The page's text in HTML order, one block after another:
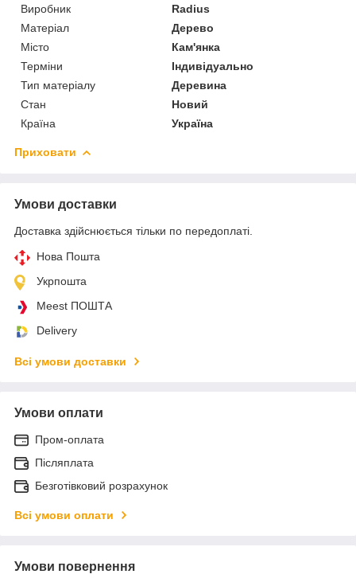
Виробник
Radius
Матеріал
Дерево
Місто
Кам'янка
Терміни
Індивідуально
Тип матеріалу
Деревина
Стан
Новий
Країна
Україна
Приховати
Умови доставки
Доставка здійснюється тільки по передоплаті.
Нова Пошта
Укрпошта
Meest ПОШТА
Delivery
Всі умови доставки
Умови оплати
Пром-оплата
Післяплата
Безготівковий розрахунок
Всі умови оплати
Умови повернення